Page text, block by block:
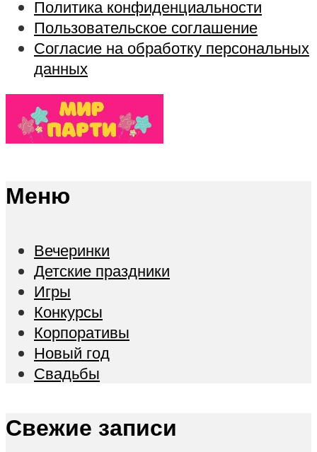
Политика конфиденциальности
Пользовательское соглашение
Согласие на обработку персональных
данных
Меню
Вечеринки
Детские праздники
Игры
Конкурсы
Корпоративы
Новый год
Свадьбы
Свежие записи